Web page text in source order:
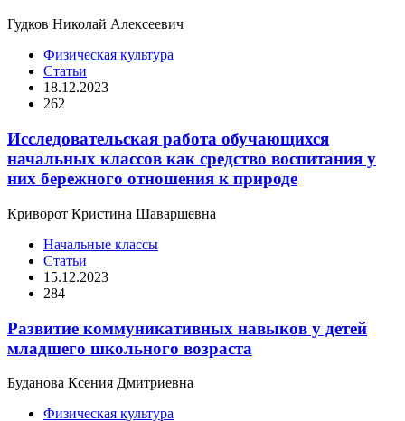
Гудков Николай Алексеевич
Физическая культура
Статьи
18.12.2023
262
Исследовательская работа обучающихся
начальных классов как средство воспитания у
них бережного отношения к природе
Криворот Кристина Шаваршевна
Начальные классы
Статьи
15.12.2023
284
Развитие коммуникативных навыков у детей
младшего школьного возраста
Буданова Ксения Дмитриевна
Физическая культура